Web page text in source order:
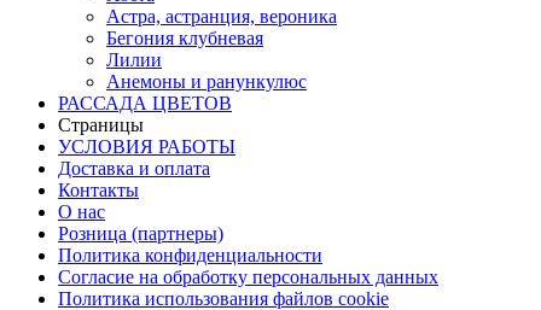
Астра, астранция, вероника
Бегония клубневая
Лилии
Анемоны и ранункулюс
РАССАДА ЦВЕТОВ
Страницы
УСЛОВИЯ РАБОТЫ
Доставка и оплата
Контакты
О наc
Розница (партнеры)
Политика конфиденциальности
Согласие на обработку персональных данных
Политика использования файлов сookie